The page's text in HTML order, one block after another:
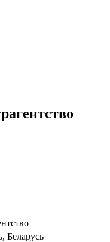
Беларусь